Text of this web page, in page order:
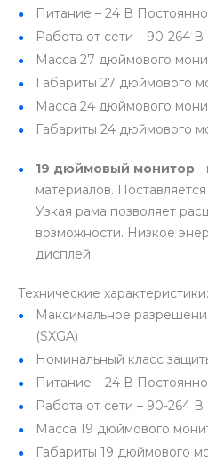
Питание – 24 В
Работа от сети – 90-264
Масса 27 дюймового
Габариты 27 дюймового
Масса 24 дюймового
Габариты 24 дюймового
19 дюймовый монитор -
материалов.
Узкая рама позволяет
возможности. Низкое
дисплей.
Технические характеристики:
Максимальное
(SXGA)
Номинальный класс
Питание – 24 В
Работа от сети – 90-264
Масса 19 дюймового
Габариты 19 дюймового